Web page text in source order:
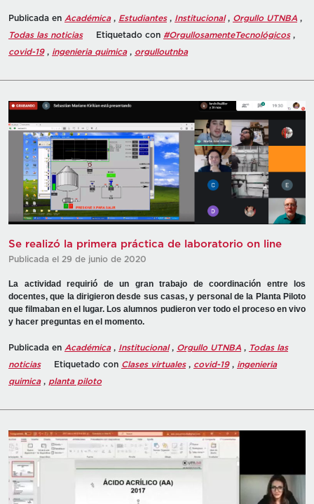
Publicada en Académica, Estudiantes, Institucional, Orgullo UTNBA ,
Todas las noticias
Etiquetado con #OrgullosamenteTecnológicos,
covid-19, ingenieria quimica, orgulloutnba
Se realizó la primera práctica de laboratorio on line
Publicada el 29 de junio de 2020
La actividad requirió de un gran trabajo de coordinación entre los
docentes, que la dirigieron desde sus casas, y personal de la Planta Piloto
que filmaban en el lugar. Los alumnos pudieron ver todo el proceso en vivo
y hacer preguntas en el momento.
Publicada en Académica, Institucional, Orgullo UTNBA , Todas las
noticias
Etiquetado con Clases virtuales, covid-19, ingenieria
quimica, planta piloto